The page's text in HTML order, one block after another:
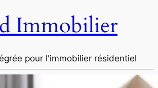
Immobilier
pour l'immobilier résidentiel